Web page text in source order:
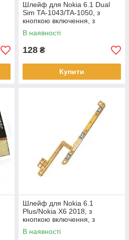
Шлейф для Nokia 6.1 Dual
Sim TA-1043/TA-1050, з
кнопкою включення, з
кнопками регулювання
гучності
В наявності
128 ₴
Купити
Шлейф для Nokia 6.1
Plus/Nokia X6 2018, з
кнопкою включення, з
кнопками регулювання
гучності
В наявності